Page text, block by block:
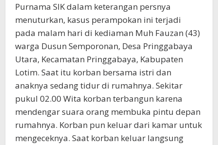
Purnama SIK dalam keterangan persnya
menuturkan, kasus perampokan ini terjadi
pada malam hari di kediaman Muh Fauzan (43)
warga Dusun Semporonan, Desa Pringgabaya
Utara, Kecamatan Pringgabaya, Kabupaten
Lotim. Saat itu korban bersama istri dan
anaknya sedang tidur di rumahnya. Sekitar
pukul 02.00 Wita korban terbangun karena
mendengar suara orang membuka pintu depan
rumahnya. Korban pun keluar dari kamar untuk
mengeceknya. Saat korban keluar langsung